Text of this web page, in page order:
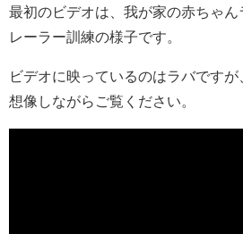
最初のビデオは、我が家の赤ちゃん
レーラー訓練の様子です。
ビデオに映っているのはラバです
想像しながらご覧ください。